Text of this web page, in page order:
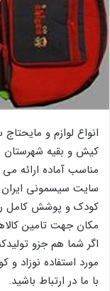
انواع لوازم و
کیش و بقیه
مناسب آماده ارائه
سایت سیسمونی ایران
کودک و پوشش کامل
مکان جهت تامین
اگر شما هم جزو
مورد استفاده نوزاد
با ما در ارتباط باشید.